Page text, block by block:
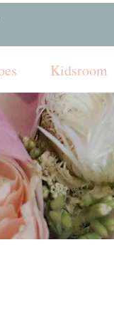
Kidsroom